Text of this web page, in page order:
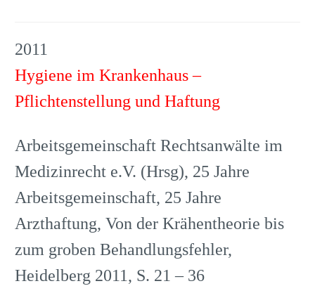
2011
Hygiene im Krankenhaus –
Pflichtenstellung und Haftung
Arbeitsgemeinschaft Rechtsanwälte im
Medizinrecht e.V. (Hrsg), 25 Jahre
Arbeitsgemeinschaft, 25 Jahre
Arzthaftung, Von der Krähentheorie bis
zum groben Behandlungsfehler,
Heidelberg 2011, S. 21 – 36